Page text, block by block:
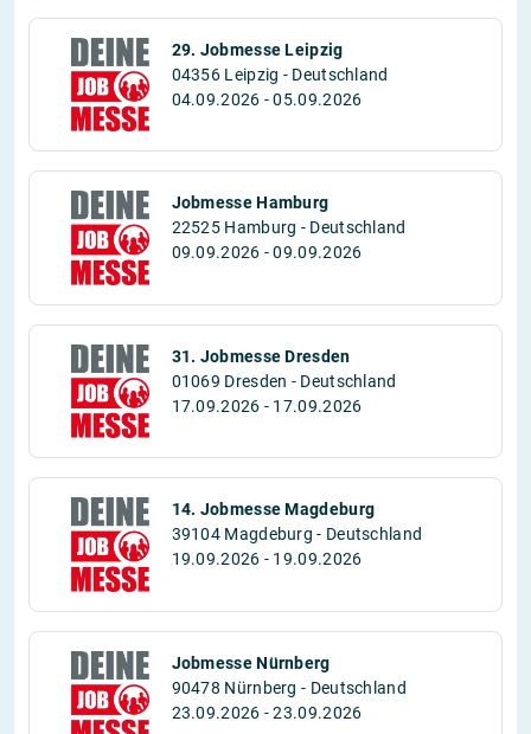
29. Jobmesse Leipzig
04356 Leipzig - Deutschland
04.09.2026 - 05.09.2026
Jobmesse Hamburg
22525 Hamburg - Deutschland
09.09.2026 - 09.09.2026
31. Jobmesse Dresden
01069 Dresden - Deutschland
17.09.2026 - 17.09.2026
14. Jobmesse Magdeburg
39104 Magdeburg - Deutschland
19.09.2026 - 19.09.2026
Jobmesse Nürnberg
90478 Nürnberg - Deutschland
23.09.2026 - 23.09.2026